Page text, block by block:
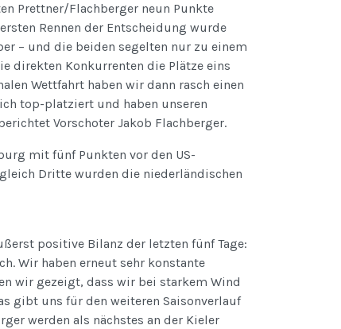
Prettner/Flachberger neun Punkte
Rennen der Entscheidung wurde
– und die beiden segelten nur zu einem
direkten Konkurrenten die Plätze eins
Wettfahrt haben wir dann rasch einen
top-platziert und haben unseren
Vorschoter Jakob Flachberger.
mit fünf Punkten vor den US-
Dritte wurden die niederländischen
positive Bilanz der letzten fünf Tage:
Wir haben erneut sehr konstante
wir gezeigt, dass wir bei starkem Wind
gibt uns für den weiteren Saisonverlauf
werden als nächstes an der Kieler